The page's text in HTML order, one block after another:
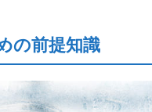
の前提知識